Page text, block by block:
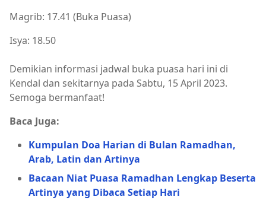
Magrib: 17.41 (Buka Puasa)
Isya: 18.50
Demikian informasi jadwal buka puasa hari ini di
Kendal dan sekitarnya pada Sabtu, 15 April 2023.
Semoga bermanfaat!
Baca Juga:
Kumpulan Doa Harian di Bulan Ramadhan,
Arab, Latin dan Artinya
Bacaan Niat Puasa Ramadhan Lengkap Beserta
Artinya yang Dibaca Setiap Hari